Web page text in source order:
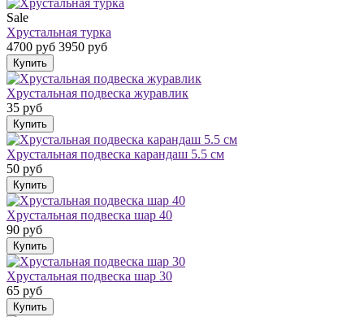
Sale
Хрустальная турка
4700 руб 3950 руб
Хрустальная подвеска журавлик
35 руб
Хрустальная подвеска карандаш 5.5 см
50 руб
Хрустальная подвеска шар 40
90 руб
Хрустальная подвеска шар 30
65 руб